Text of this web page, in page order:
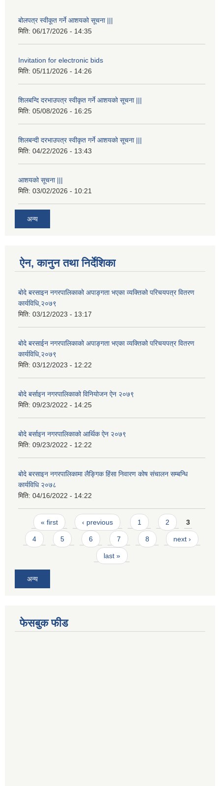
बोलपत्र स्वीकूत गर्ने आशयको सूचना |||
मिति: 06/17/2026 - 14:35
Invitation for electronic bids
मिति: 05/11/2026 - 14:26
शिलबन्दि दरभाउपत्र स्वीकृत गर्ने आशयको सूचना |||
मिति: 05/08/2026 - 16:25
शिलबन्दी दरभाउपत्र स्वीकृत गर्ने आशयको सूचना |||
मिति: 04/22/2026 - 13:43
आशयको सूचना |||
मिति: 03/02/2026 - 10:21
अन्य
ऐन, कानुन तथा निर्देशिका
बोदे बरसाइन नगरपालिकाको अपाङ्गता भएका व्यक्तिको परिचयपत्र वितरण
कार्यविधि,२०७९
मिति: 03/12/2023 - 13:17
बोदे बरसाईन नगरपालिकाको अपाङ्गता भएका व्यक्तिको परिचयपत्र वितरण
कार्यविधि,२०७९
मिति: 03/12/2023 - 12:22
बाेदे बर्साइन नगरपालिकाको विनियोजन ऐन २०७९
मिति: 09/23/2022 - 14:25
बाेदे बर्साइन नगरपालिकाको आर्थिक ऐन २०७९
मिति: 09/23/2022 - 12:22
बोदे बरसाइन नगरपालिकामा लैङ्गिक हिंसा निवारण कोष संचालन सम्बन्धि
कार्यविधि २०७८
मिति: 04/16/2022 - 14:22
Pages
« first ‹ previous 1 2 3
4 5 6 7 8 next ›
last »
अन्य
फेसबुक फीड